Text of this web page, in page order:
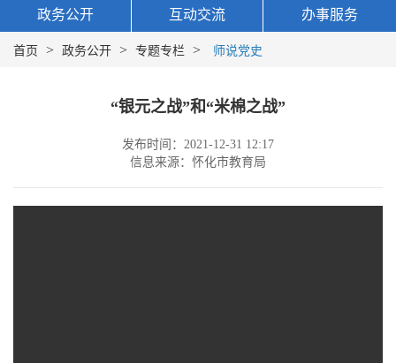
政务公开 互动交流 办事服务
首页 > 政务公开 > 专题专栏 > 师说党史
“银元之战”和“米棉之战”
发布时间：2021-12-31 12:17
信息来源：怀化市教育局